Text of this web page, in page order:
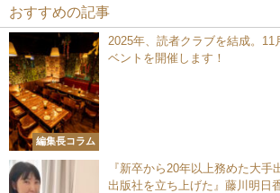
おすすめの記事
編集長コラム
2025年、読者クラブを結成。11
ベントを開催します！
『新卒から20年以上務めた大手
出版社を立ち上げた』藤川明日